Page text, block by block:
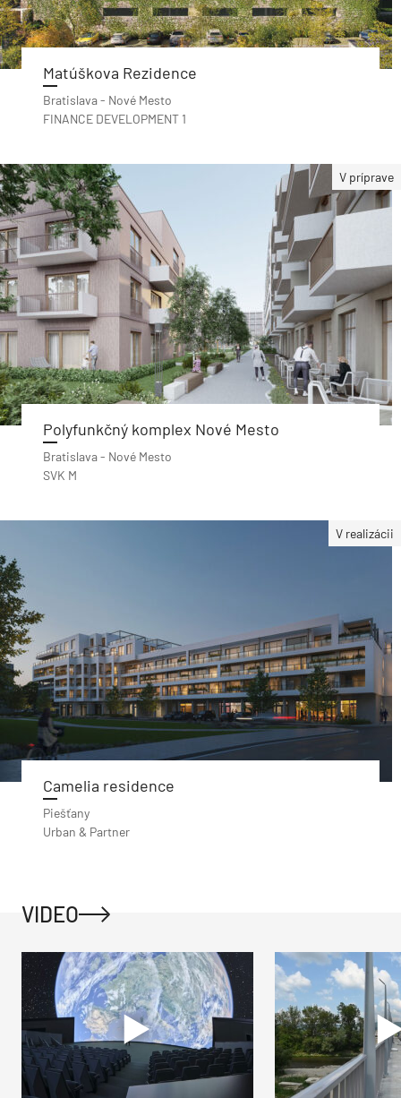
Matúškova Rezidence
Bratislava - Nové Mesto
FINANCE DEVELOPMENT 1
V príprave
Polyfunkčný komplex Nové Mesto
Bratislava - Nové Mesto
SVK M
V realizácii
Camelia residence
Piešťany
Urban & Partner
VIDEO